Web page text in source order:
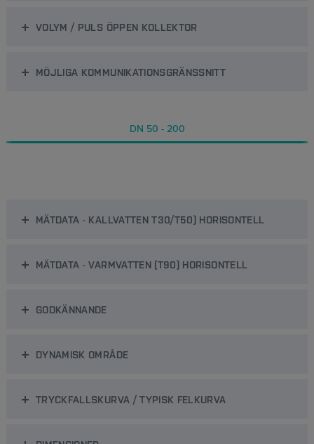
VOLYM / PULS ÖPPEN KOLLEKTOR
MÖJLIGA KOMMUNIKATIONSGRÄNSSNITT
DN 50 - 200
MÄTDATA - KALLVATTEN T30/T50) HORISONTELL
MÄTDATA - VARMVATTEN (T90) HORISONTELL
GODKÄNNANDE
DYNAMISK OMRÅDE
TRYCKFALLSKURVA / TYPISK FELKURVA